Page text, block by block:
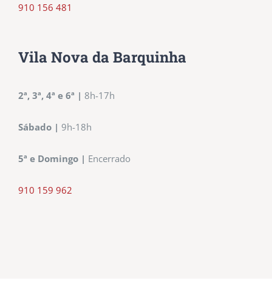
910 156 481
Vila Nova da Barquinha
2ª, 3ª, 4ª e 6ª | 8h-17h
Sábado | 9h-18h
5ª e Domingo | Encerrado
910 159 962